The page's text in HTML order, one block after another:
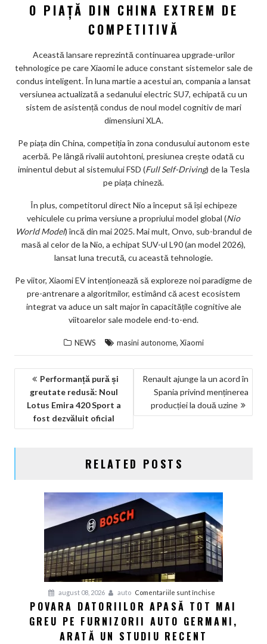
O PIAȚĂ DIN CHINA EXTREM DE
COMPETITIVĂ
Această lansare reprezintă continuarea upgrade-urilor
tehnologice pe care Xiaomi le aduce constant sistemelor sale de
condus inteligent. În luna martie a acestui an, compania a lansat
versiunea actualizată a sedanului electric SU7, echipată cu un
sistem de asistență condus de noul model cognitiv de mari
dimensiuni XLA.
Pe piața din China, competiția în zona condusului autonom este
acerbă. Pe lângă rivalii autohtoni, presiunea crește odată cu
iminentul debut al sistemului FSD (Full Self-Driving) de la Tesla
pe piața chineză.
În plus, competitorul direct Nio a început să își echipeze
vehiculele cu prima versiune a propriului model global (Nio
World Model) încă din mai 2025. Mai mult, Onvo, sub-brandul de
masă al celor de la Nio, a echipat SUV-ul L90 (an model 2026),
lansat luna trecută, cu această tehnologie.
Pe viitor, Xiaomi EV intenționează să exploreze noi paradigme de
pre-antrenare a algoritmilor, estimând că acest ecosistem
integrat va aduce un salt major în capacitățile cognitive ale
viitoarelor sale modele end-to-end.
NEWS masini autonome, Xiaomi
NAVIGARE
ARTICOLE
Performanță pură și
greutate redusă: Noul
Lotus Emira 420 Sport a
fost dezvăluit oficial
Renault ajunge la un acord în
Spania privind menținerea
producției la două uzine
RELATED POSTS
august 08, 2026 auto Comentariile sunt închise
Povara
datoriilor
POVARA DATORIILOR APASĂ TOT MAI
GREU PE FURNIZORII AUTO GERMANI,
ARATĂ UN STUDIU RECENT